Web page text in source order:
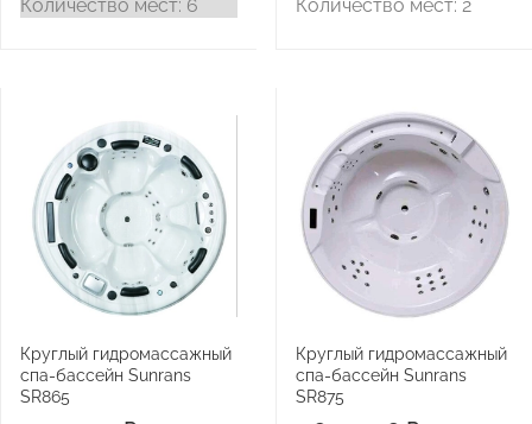
Количество мест: 6
Количество мест: 2
Круглый гидромассажный
спа-бассейн Sunrans
SR865
Круглый гидромассажный
спа-бассейн Sunrans
SR875